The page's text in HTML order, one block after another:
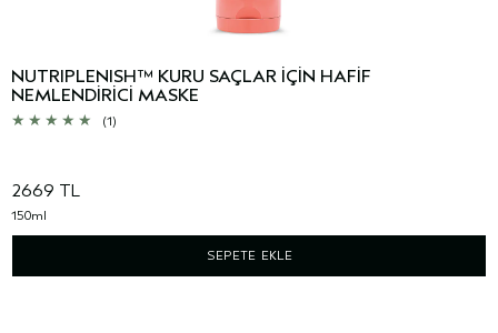
NUTRIPLENISH™ KURU SAÇLAR İÇİN HAFİF
NEMLENDİRİCİ MASKE
(1)
2669 TL
150ml
SEPETE EKLE